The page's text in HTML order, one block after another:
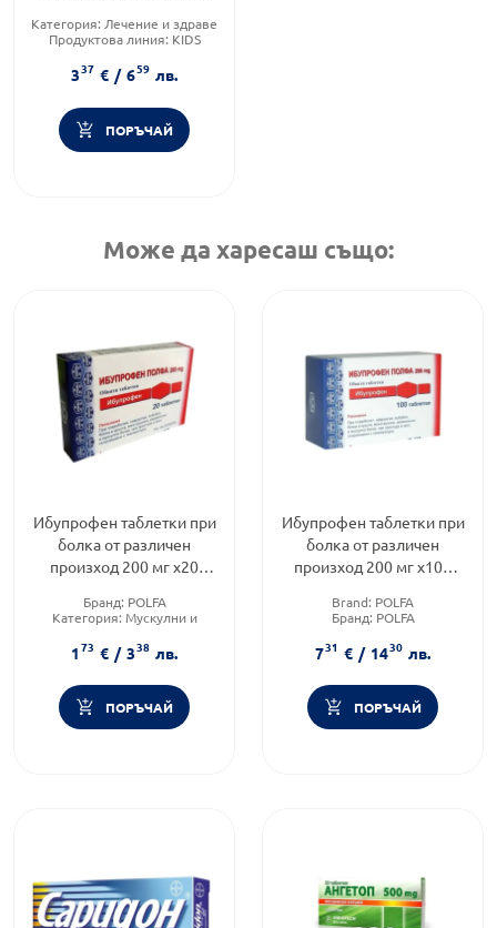
Категория: Лечение и здраве
Продуктова линия: KIDS
337 € / 659 лв.
ПОРЪЧАЙ
Може да харесаш също:
Ибупрофен таблетки при
болка от различен
произход 200 мг х20
Бранд: POLFA
Категория: Мускулни и
Предназначено за:
възрастни/деца
173 € / 338 лв.
ПОРЪЧАЙ
Ибупрофен таблетки при
болка от различен
произход 200 мг х100
Brand: POLFA
Бранд: POLFA
731 € / 1430 лв.
ПОРЪЧАЙ